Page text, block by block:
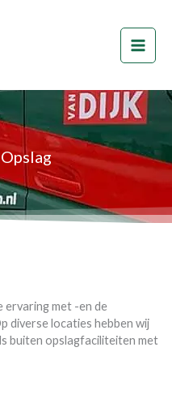
ervaring met -en de
diverse locaties hebben wij
buiten opslagfaciliteiten met